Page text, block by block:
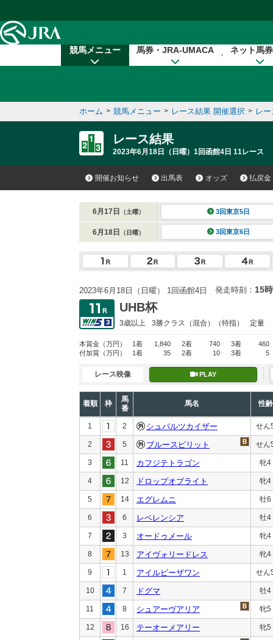
競馬メニュー 馬券・JRA-UMACA ネット馬
ホーム > 競馬メニュー > レース結果 開催選択 > レ
レース結果
2023年6月18日（日曜）1回函館4日 11レース
開催お知らせ 出馬表 オッズ 払戻金
6月17日 （土曜） 3回東京5日
6月18日 （日曜） 3回東京6日
2023年6月18日（日曜） 1回函館4日 発走時刻： 15
UHB杯
3歳以上 3勝クラス （混合）（特指） 定量
本賞金 （万円） 1着 1,840 2着 740 3着
460
付加賞 （万円） 1着 35 2着 10 3着 5
レース映像 PLAY
着順 枠
馬
番
馬名 性齢
1 2 シュバルツカイザー せん
2 5 ブルースピリット せん
3 11 カフジテトラゴン 牝4
4 12 ドロップオブライト 牝4
5 14 エグレムニ 牡6
6 6 レベレンシア 牡4
7 3 オードゥメール 牝4
8 13 アイヴォリードレス 牝4
9 1 アイルビーザワン せん
10 7 ドグマ 牡4
11 8 シュアーヴアリア 牝5
12 16 テーオーメアリー 牝5